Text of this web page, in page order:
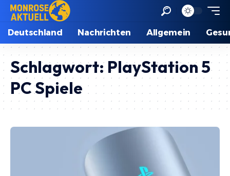
Deutschland Nachrichten Allgemein
Schlagwort: PlayStation 5
PC Spiele